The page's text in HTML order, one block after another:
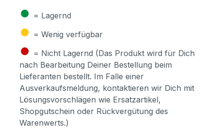
● = Lagernd
● = Wenig verfügbar
● = Nicht Lagernd (Das Produkt wird für Dich
nach Bearbeitung Deiner Bestellung beim
Lieferanten bestellt. Im Falle einer
Ausverkaufsmeldung, kontaktieren wir Dich mit
Lösungsvorschlägen wie Ersatzartikel,
Shopgutschein oder Rückvergütung des
Warenwerts.)